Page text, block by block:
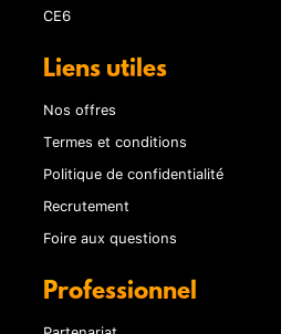
CE6
Liens utiles
Nos offres
Termes et conditions
Politique de confidentialité
Recrutement
Foire aux questions
Professionnel